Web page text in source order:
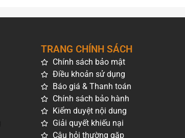
TRANG CHÍNH SÁCH
Chính sách bảo mật
Điều khoản sử dụng
Báo giá & Thanh toán
Chính sách bảo hành
Kiểm duyệt nội dung
Giải quyết khiếu nại
Câu hỏi thường gặp